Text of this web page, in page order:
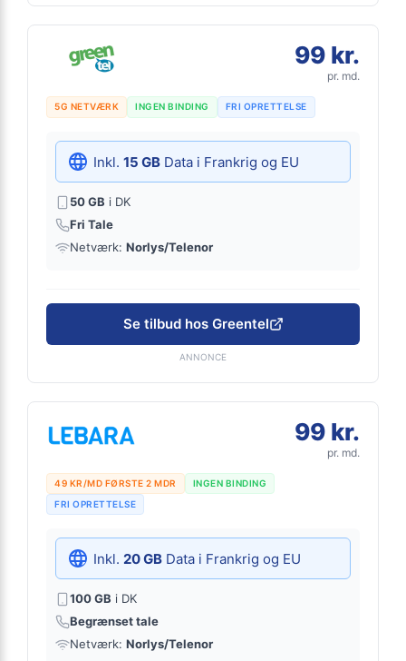
99 kr.
pr. md.
5G NETVÆRK INGEN BINDING FRI OPRETTELSE
Inkl. 15 GB Data i Frankrig og EU
50 GB i DK
Fri Tale
Netværk: Norlys/Telenor
Se tilbud hos Greentel
ANNONCE
99 kr.
pr. md.
49 KR/MD FØRSTE 2 MDR
INGEN BINDING
FRI OPRETTELSE
Inkl. 20 GB Data i Frankrig og EU
100 GB i DK
Begrænset tale
Netværk: Norlys/Telenor